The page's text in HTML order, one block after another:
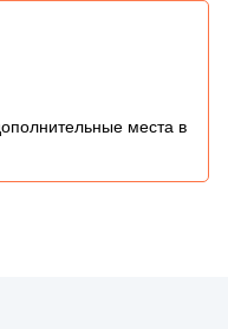
места в